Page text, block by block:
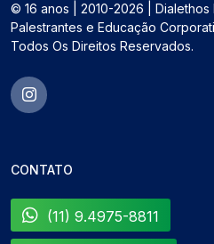
© 16 anos | 2010-2026 |
Palestrantes e Educação
Todos Os Direitos Reservados.
CONTATO
(11) 9.4975-8811